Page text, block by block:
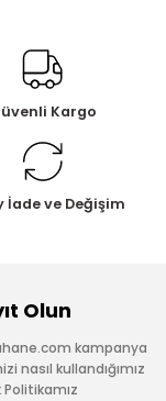
Kargo
İade ve Değişim
Olun
kampanya
nasıl kullandığımız